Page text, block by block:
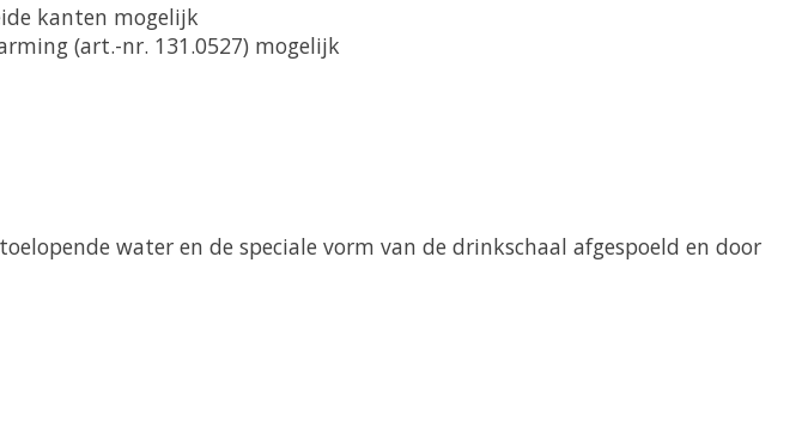
kanten mogelijk
(art.-nr. 131.0527) mogelijk
water en de speciale vorm van de drinkschaal afgespoeld en door